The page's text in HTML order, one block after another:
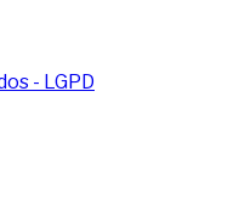
- LGPD